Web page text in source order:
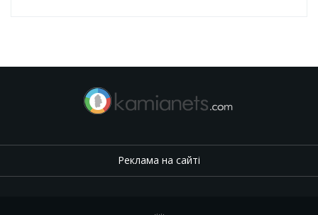
Реклама на сайті
.,.,.